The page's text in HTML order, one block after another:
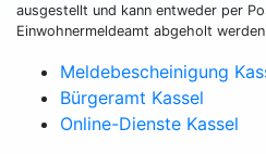
ausgestellt und kann entweder per
Einwohnermeldeamt abgeholt
Meldebescheinigung
Bürgeramt Kassel
Online-Dienste Kassel